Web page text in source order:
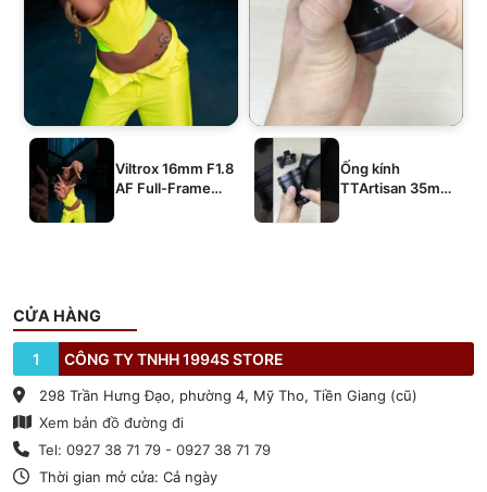
Viltrox 16mm F1.8
AF Full-Frame
Ống kính
TTArtisan 35mm
CỬA HÀNG
1 CÔNG TY TNHH 1994S STORE
298 Trần Hưng Đạo, phường 4, Mỹ Tho, Tiền Giang (cũ)
Xem bản đồ đường đi
Tel: 0927 38 71 79 - 0927 38 71 79
Thời gian mở cửa: Cả ngày